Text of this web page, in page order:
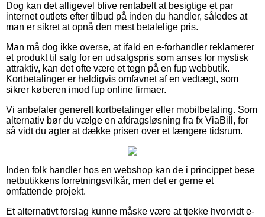
Dog kan det alligevel blive rentabelt at besigtige et par
internet outlets efter tilbud på inden du handler, således at
man er sikret at opnå den mest betalelige pris.
Man må dog ikke overse, at ifald en e-forhandler reklamerer
et produkt til salg for en udsalgspris som anses for mystisk
attraktiv, kan det ofte være et tegn på en fup webbutik.
Kortbetalinger er heldigvis omfavnet af en vedtægt, som
sikrer køberen imod fup online firmaer.
Vi anbefaler generelt kortbetalinger eller mobilbetaling. Som
alternativ bør du vælge en afdragsløsning fra fx ViaBill, for
så vidt du agter at dække prisen over et længere tidsrum.
Inden folk handler hos en webshop kan de i princippet bese
netbutikkens forretningsvilkår, men det er gerne et
omfattende projekt.
Et alternativt forslag kunne måske være at tjekke hvorvidt e-